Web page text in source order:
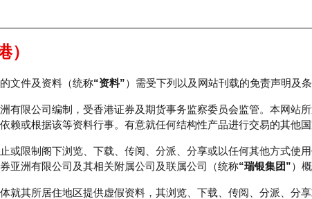
产品 轮证市场统计 正股数据及市场统计 瑞银轮证教室
）
文件及资料（统称“资料”）需受下列以及网站刊载的免责声明及条
有限公司编制，受香港证券及期货事务监察委员会监管。本网站
赖或根据该等资料行事。有意就任何结构性产品进行交易的其他
或限制阁下浏览、下载、传阅、分派、分享或以任何其他方式使
亚洲有限公司及其相关附属公司及联属公司（统称“瑞银集团”）
就其所居住地区提供虚假资料，其浏览、下载、传阅、分派、分
仪
比较